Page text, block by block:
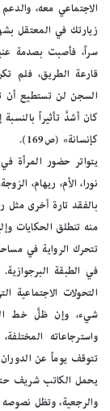
الاجتماعي معه،
زيارتك في المعتقل
سراً، فأصبت بصدمة
قارعة الطريق، فلم
السجن لن تستطيع أن
كان أشدَّ تأثيراً
كإنسانة» (ص169).
يتواتر حضور المرأة
نورا، الأم، ريهام،
بالفقد تارة أخرى مثل
منه تنطلق الحكايات
تتحرك الرواية في
في الطبقة
التحولات
شيء، وإن ظلَّ خط
واسترجاعاته
تتوقف يوماً عن
يحمل الكاتب شريف
والرجعية، وتظل نصوصه